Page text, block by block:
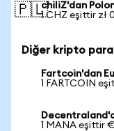
🇵🇱chiliZ'dan
1 CHZ eşittir zł
Diğer kripto
Fartcoin'dan
1 FARTCOIN
1 MANA eşittir